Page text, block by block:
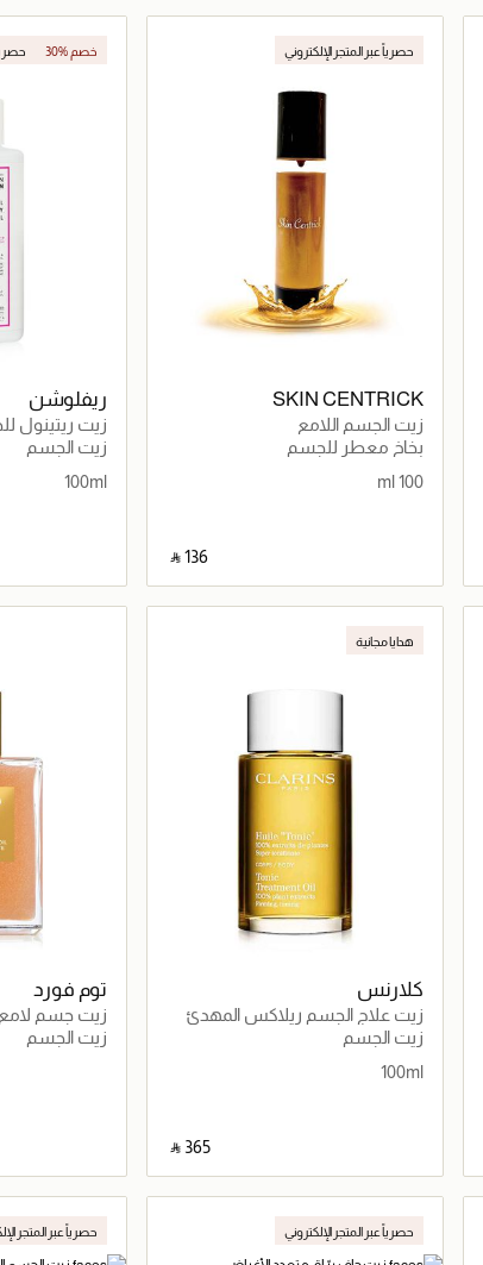
جاري تحميل التفاصيل
حصرياً عبر المتجر الإلكتروني
SKIN CENTRICK
زيت الجسم اللامع
بخاخ معطر للجسم
100 ml
‎ ⃁ ⁦136⁩ ‎
جاري تحميل التفاصيل
30% خصم
ريفلوشن
زيت ريتينول
زيت الجسم
100ml
هدايا مجانية
كلارنس
زيت علاج الجسم ريلاكس المهدئ
والاسترخاء 100مل
زيت الجسم
100ml
‎ ⃁ ⁦365⁩ ‎
جاري تحميل التفاصيل
توم فورد
زيت جسم لامع
زيت الجسم
حصرياً عبر المتجر الإلكتروني حصرياً عبر المتجر